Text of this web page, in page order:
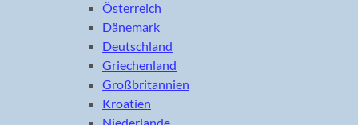
Österreich
Dänemark
Deutschland
Griechenland
Großbritannien
Kroatien